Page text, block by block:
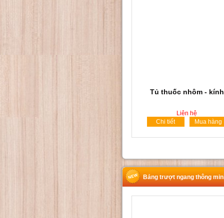
Tủ thuốc nhôm - kính
Liên hệ
Chi tiết
Mua hàng
Bảng trượt ngang thông